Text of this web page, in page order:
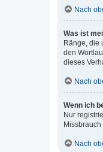
Nach
Was ist
Ränge, die
den
dieses
Nach
Wenn ich
Nur
Missbrauch
Nach